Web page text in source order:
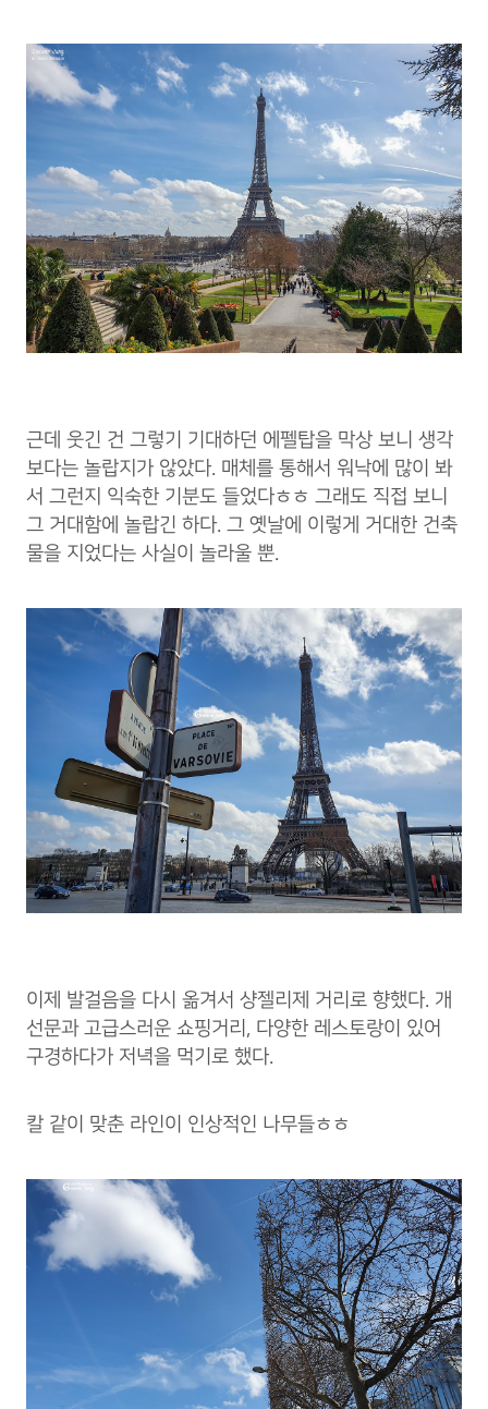
근데 웃긴 건 그렇기 기대하던 에펠탑을 막상 보니 생각
보다는 놀랍지가 않았다. 매체를 통해서 워낙에 많이 봐
서 그런지 익숙한 기분도 들었다ㅎㅎ 그래도 직접 보니
그 거대함에 놀랍긴 하다. 그 옛날에 이렇게 거대한 건축
물을 지었다는 사실이 놀라울 뿐.
이제 발걸음을 다시 옮겨서 샹젤리제 거리로 향했다. 개
선문과 고급스러운 쇼핑거리, 다양한 레스토랑이 있어
구경하다가 저녁을 먹기로 했다.
칼 같이 맞춘 라인이 인상적인 나무들ㅎㅎ